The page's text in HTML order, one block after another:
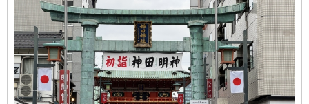
アーティストメッセージ 講師の腕自慢
コラム GCAの人気動画紹介
東京校
大阪校
オープンキャンパス 資料請求
お問い合わせ